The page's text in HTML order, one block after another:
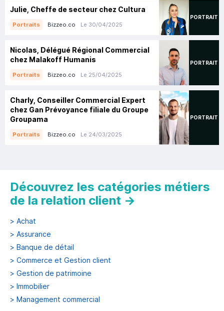
Julie, Cheffe de secteur chez Cultura
Portraits Bizzeo.co Le 30/04/2025
PORTRAIT
Nicolas, Délégué Régional Commercial
chez Malakoff Humanis
Portraits Bizzeo.co Le 25/04/2025
PORTRAIT
Charly, Conseiller Commercial Expert
chez Gan Prévoyance filiale du Groupe
Groupama
Portraits Bizzeo.co Le 24/03/2025
PORTRAIT
Découvrez les catégories métiers
de la relation client →
> Achat
> Assurance
> Banque de détail
> Commerce et Gestion client
> Gestion de patrimoine
> Immobilier
> Management commercial